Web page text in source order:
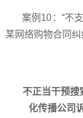
案例10：“不
某网络购物合同
不正当干预
化传播公司